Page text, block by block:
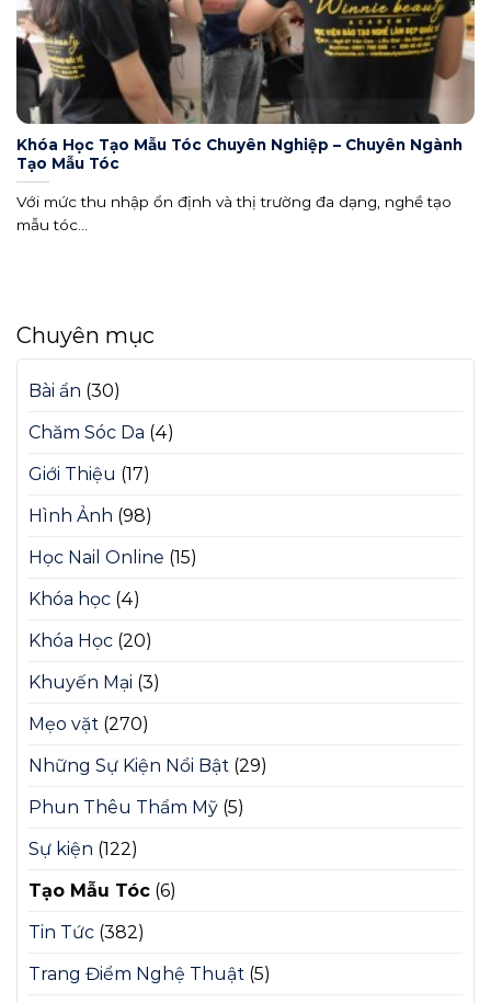
Khóa Học Tạo Mẫu Tóc Chuyên Nghiệp – Chuyên Ngành
Tạo Mẫu Tóc
Với mức thu nhập ổn định và thị trường đa dạng, nghề tạo
mẫu tóc...
Chuyên mục
Bài ẩn (30)
Chăm Sóc Da (4)
Giới Thiệu (17)
Hình Ảnh (98)
Học Nail Online (15)
Khóa học (4)
Khóa Học (20)
Khuyến Mại (3)
Mẹo vặt (270)
Những Sự Kiện Nổi Bật (29)
Phun Thêu Thẩm Mỹ (5)
Sự kiện (122)
Tạo Mẫu Tóc (6)
Tin Tức (382)
Trang Điểm Nghệ Thuật (5)